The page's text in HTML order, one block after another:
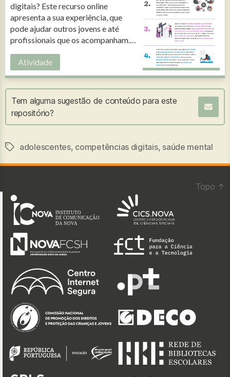
digitais? Este recurso online
apresenta a sua experiência, que
pode ajudar outros jovens e até
profissionais que os acompanham.
Atividade
Tem alguma sugestão de conteúdo para este
repositório?
Etiquetas
adolescentes, competências digitais, saúde mental
Topo ↑